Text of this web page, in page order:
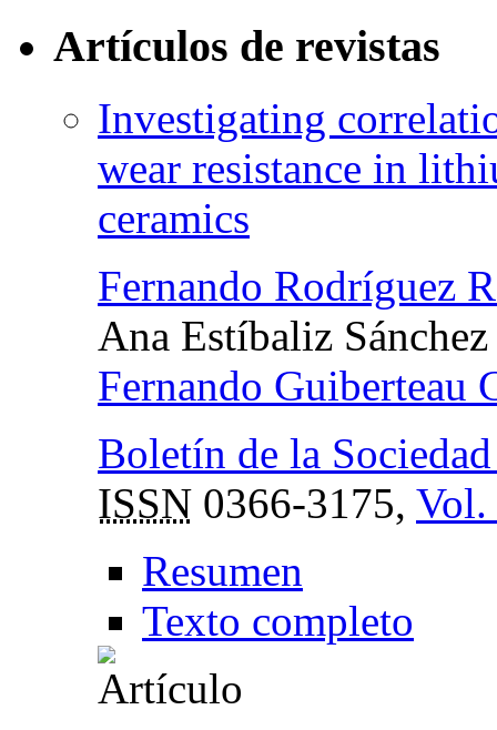
Artículos de revistas
Investigating
wear resistance in
ceramics
Fernando Rodríguez
Ana Estíbaliz
Fernando Guiberteau
Boletín de la
ISSN 0366-3175, Vol.
Resumen
Texto completo